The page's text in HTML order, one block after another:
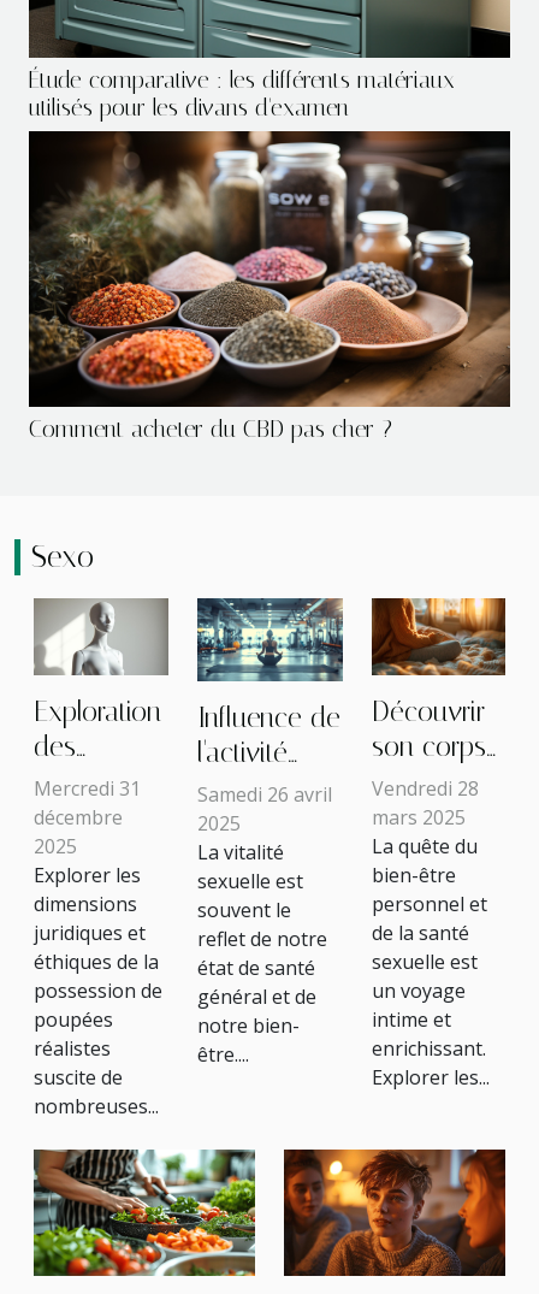
Étude comparative : les différents matériaux
utilisés pour les divans d'examen
Comment acheter du CBD pas cher ?
Sexo
Exploration
des
aspects
légaux et
éthiques
de la
possession
de
poupées
réalistes
Mercredi 31
décembre
2025
Explorer les
dimensions
juridiques et
éthiques de la
possession de
poupées
réalistes
suscite de
nombreuses...
Influence de
l'activité
physique
sur la
performance
sexuelle
étude des
meilleurs
exercices
pour le
bien-être
Samedi 26 avril
2025
La vitalité
sexuelle est
souvent le
reflet de notre
état de santé
général et de
notre bien-
être....
Découvrir
son corps
les
techniques
d'auto-
plaisir et
leurs
bénéfices
pour le
bien-être
Vendredi 28
mars 2025
La quête du
bien-être
personnel et
de la santé
sexuelle est
un voyage
intime et
enrichissant.
Explorer les...